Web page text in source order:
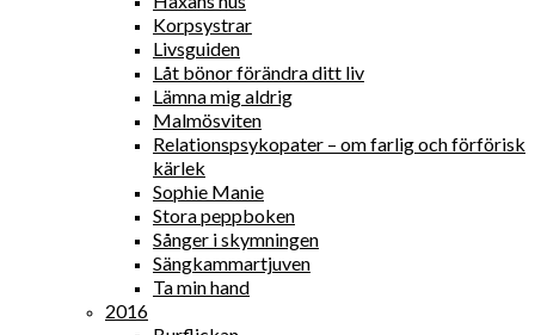
Korpsystrar
Livsguiden
Låt bönor förändra ditt liv
Lämna mig aldrig
Malmösviten
Relationspsykopater – om farlig och förförisk
kärlek
Sophie Manie
Stora peppboken
Sånger i skymningen
Sängkammartjuven
Ta min hand
2016